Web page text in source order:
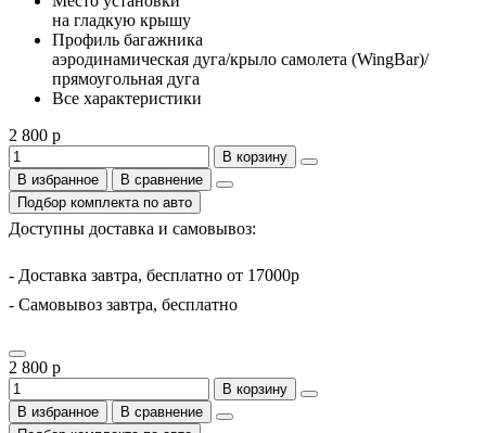
на гладкую крышу
Профиль багажника
аэродинамическая дуга/крыло самолета (WingBar)/
прямоугольная дуга
Все характеристики
2 800 р
В корзину
В избранное
В сравнение
Подбор комплекта по авто
Доступны доставка и самовывоз:
- Доставка завтра, бесплатно от 17000р
- Самовывоз завтра, бесплатно
2 800 р
В корзину
В избранное
В сравнение